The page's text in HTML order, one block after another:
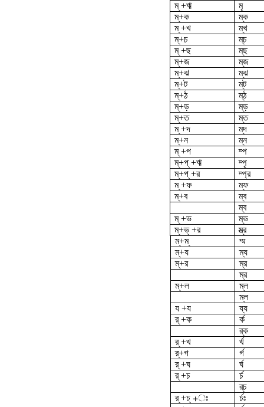
ম্ +ঋ
মৃ
ম্+ক
ম্‌ক
ম্ +খ
ম্‌খ
ম্‌+চ
ম্‌চ
ম্ +ছ
ম্‌ছ
ম্‌+জ
ম্‌জ
ম্‌+ঝ
ম্‌ঝ
ম্‌+ট
ম্‌ট
ম্‌+ঠ
ম্‌ঠ
ম্‌+ড়
ম্‌ড়
ম্‌+ত
ম্‌ত
ম্ +দ
ম্‌দ
ম্‌+ন
ম্ন
ম্ +প
ম্প
ম্‌+প্ +ঋ
ম্পৃ
ম্‌+প্ +র
ম্প্র
ম্ +ফ
ম্ফ
ম্‌+ব
ম্ব
ম্‌ব
ম্ +ভ
ম্ভ
ম্‌+ভ্ +র
ম্ভ্র
ম্‌+ম্
ম্ম
ম্‌+য
ম্য
ম্‌+র
ম্র
ম্‌র
ম্‌+ল
ম্ল
ম্‌ল
য +য
য্য
র্ +ক
র্ক
র্‌ক
র্ +খ
র্খ
র্‌+গ
র্গ
র্ +ঘ
র্ঘ
র্ +চ
র্চ
র্‌চ
র্ +চ্ +ঃ
র্চঃ